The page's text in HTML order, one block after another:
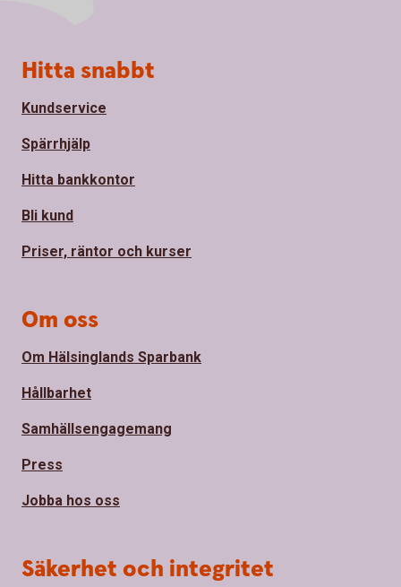
Sidfot
Hitta snabbt
Kundservice
Spärrhjälp
Hitta bankkontor
Bli kund
Priser, räntor och kurser
Om oss
Om Hälsinglands Sparbank
Hållbarhet
Samhällsengagemang
Press
Jobba hos oss
Säkerhet och integritet